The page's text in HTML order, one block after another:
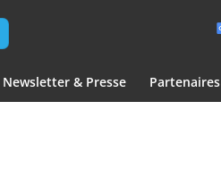
Newsletter & Presse Partenaires